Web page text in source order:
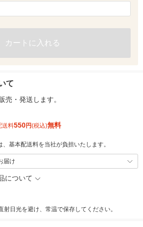
カートに入れる
て
売・発送します。
送料550円(税込)無料
基本配送料を当社が負担いたします。
届け
について
射日光を避け、常温で保存してください。